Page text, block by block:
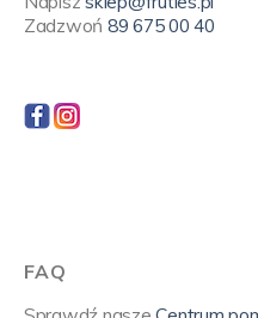
Zadzwoń 89 675 00 40
FAQ